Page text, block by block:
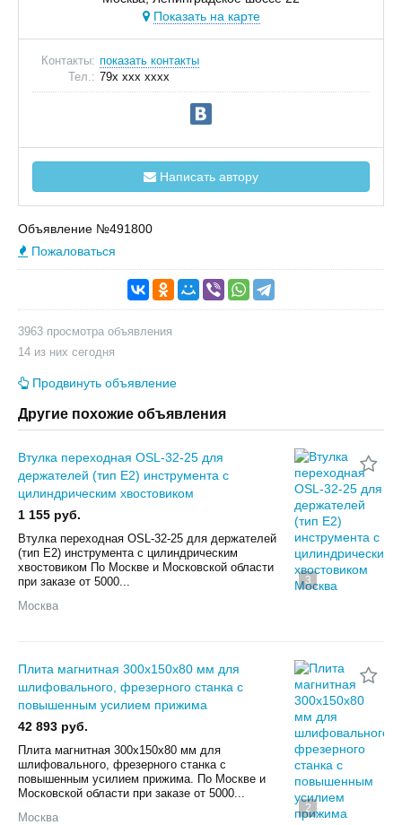
Показать на карте
Контакты: показать контакты
Тел.: 79x xxx xxxx
Написать автору
Объявление №491800
Пожаловаться
3963 просмотра объявления
14 из них сегодня
Продвинуть объявление
Другие похожие объявления
3
Втулка переходная OSL-32-25 для
держателей (тип E2) инструмента с
цилиндрическим хвостовиком
1 155 руб.
Втулка переходная OSL-32-25 для держателей
(тип E2) инструмента с цилиндрическим
хвостовиком По Мoскве и Московской облaсти
пpи заказe от 5000...
Москва
2
Плита магнитная 300х150х80 мм для
шлифовального, фрезерного станка с
повышенным усилием прижима
42 893 руб.
Плита магнитная 300х150х80 мм для
шлифовального, фрезерного станка с
повышенным усилием прижима. По Мoскве и
Московской облaсти пpи заказe от 5000...
Москва